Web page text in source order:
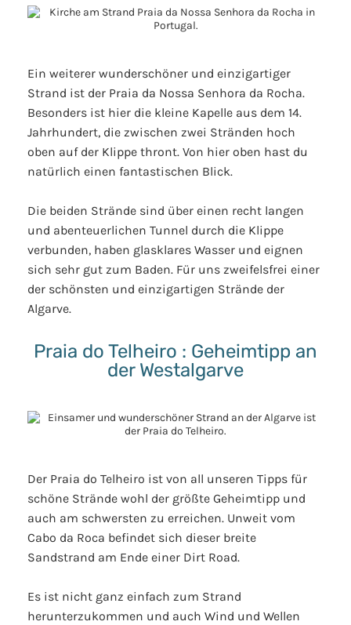
Ein weiterer wunderschöner und einzigartiger
Strand ist der Praia da Nossa Senhora da Rocha.
Besonders ist hier die kleine Kapelle aus dem 14.
Jahrhundert, die zwischen zwei Stränden hoch
oben auf der Klippe thront. Von hier oben hast du
natürlich einen fantastischen Blick.
Die beiden Strände sind über einen recht langen
und abenteuerlichen Tunnel durch die Klippe
verbunden, haben glasklares Wasser und eignen
sich sehr gut zum Baden. Für uns zweifelsfrei einer
der schönsten und einzigartigen Strände der
Algarve.
Praia do Telheiro : Geheimtipp an
der Westalgarve
Der Praia do Telheiro ist von all unseren Tipps für
schöne Strände wohl der größte Geheimtipp und
auch am schwersten zu erreichen. Unweit vom
Cabo da Roca befindet sich dieser breite
Sandstrand am Ende einer Dirt Road.
Es ist nicht ganz einfach zum Strand
herunterzukommen und auch Wind und Wellen